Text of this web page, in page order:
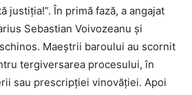
justiția!”. În primă fază, a angajat
Sebastian Voivozeanu și
Maeștrii baroului au scornit
tergiversarea procesului, în
sau prescripției vinovăţiei. Apoi